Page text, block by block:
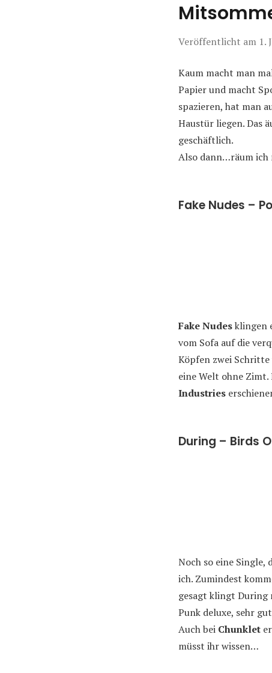
Veröffentlicht am 1.
Kaum macht man
Papier und macht
spazieren, hat man
Haustür liegen. Das
geschäftlich.
Also dann…räum ich
Fake Nudes –
Fake Nudesklingen
vom Sofa auf die
Köpfen zwei Schritte
eine Welt ohne
Industries
During – Birds
Noch so eine Single,
ich. Zumindest
gesagt klingt During
Punk deluxe, sehr
Auch bei Chunklet
müsst ihr wissen…